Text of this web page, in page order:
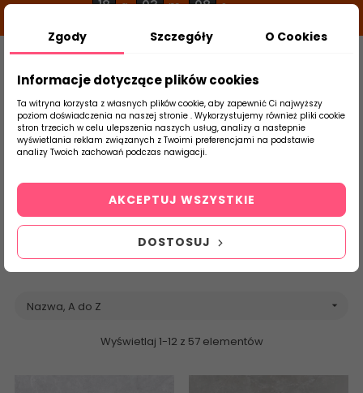
18 g 03 m 08 s
Szukaj
produktu
Strona Główna Brands Emigres
Lista produktów
marki Emigres
Nazwa, A do Z 
Wyświetlaj 1-12 z 57 elementów
Zgody Szczegóły O Cookies
Informacje dotyczące plików cookies
Ta witryna korzysta z własnych plików cookie, aby zapewnić Ci najwyższy
poziom doświadczenia na naszej stronie . Wykorzystujemy również pliki cookie
stron trzecich w celu ulepszenia naszych usług, analizy a nastepnie
wyświetlania reklam związanych z Twoimi preferencjami na podstawie
analizy Twoich zachowań podczas nawigacji.
DOSTOSUJ
AKCEPTUJ WSZYSTKIE